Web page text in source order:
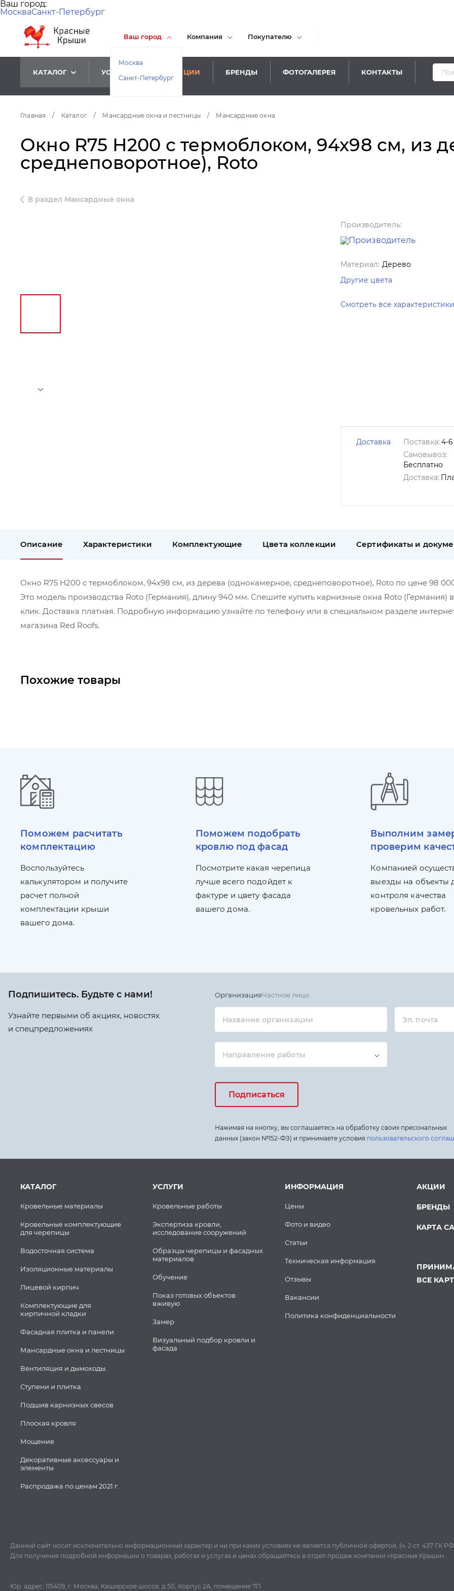
Ваш город:
МоскваСанкт-Петербург
Ваш город
Москва
Санкт-Петербург
Компания Покупателю
КАТАЛОГ УСЛУГИ АКЦИИ БРЕНДЫ ФОТОГАЛЕРЕЯ КОНТАКТЫ
Главная / Каталог / Мансардные окна и лестницы / Мансардные окна
Окно R75 Н200 с термоблоком, 94х98 см, из
среднеповоротное), Roto
В раздел Мансардные окна
Производитель:
Материал: Дерево
Другие цвета
Смотреть все характеристики
Доставка Поставка: 4-
Самовывоз:
Бесплатно
Доставка:
Описание Характеристики Комплектующие Цвета коллекции Сертификаты и
Окно R75 Н200 с термоблоком, 94х98 см, из дерева (однокамерное, среднеповоротное), Roto по цене 98
Это модель производства Roto (Германия), длину 940 мм. Спешите купить карнизные окна Roto (Германия)
клик. Доставка платная. Подробную информацию узнайте по телефону или в специальном разделе
магазина Red Roofs.
Похожие товары
Поможем расчитать
комплектацию
Воспользуйтесь
калькулятором и получите
расчет полной
комплектации крыши
вашего дома.
Поможем подобрать
кровлю под фасад
Посмотрите какая черепица
лучше всего подойдет к
фактуре и цвету фасада
вашего дома.
Выполним
проверим
Компанией
выезды на объекты
контроля качества
кровельных работ.
Подпишитесь. Будьте с нами!
Узнайте первыми об акциях, новостях
и спецпредложениях
ОрганизацияЧастное лицо
Название организации Эл. почта
Направление работы
Подписаться
Нажимая на кнопку, вы соглашаетесь на обработку своих пресональных
данных (закон №152-ФЗ) и принимаете условия пользовательского
КАТАЛОГ
Кровельные материалы
Кровельные комплектующие
для черепицы
Водосточная система
Изоляционные материалы
Лицевой кирпич
Комплектующие для
кирпичной кладки
Фасадная плитка и панели
Мансардные окна и лестницы
Вентиляция и дымоходы.
Ступени и плитка
Подшив карнизных свесов
Плоская кровля
Мощение
Декоративные аксессуары и
элементы
Распродажа по ценам 2021 г
УСЛУГИ
Кровельные работы
Экспертиза кровли,
исследование сооружений
Образцы черепицы и фасадных
материалов
Обучение
Показ готовых объектов
вживую
Замер
Визуальный подбор кровли и
фасада
ИНФОРМАЦИЯ
Цены
Фото и видео
Статьи
Техническая информация
Отзывы
Вакансии
Политика конфиденциальности
АКЦИИ
БРЕНДЫ
КАРТА
ВСЕ
Данный сайт носит исключительно информационный характер и ни при каких условиях не является публичной офертой, (ч. 2 ст. 437 ГК
Для получения подробной информации о товарах, работах и услугах и ценах обращайтесь в отдел продаж компании «Красные Крыши».
Юр. адрес: 115409, г. Москва, Каширское шоссе, д.50, Корпус 2А, помещение 7П